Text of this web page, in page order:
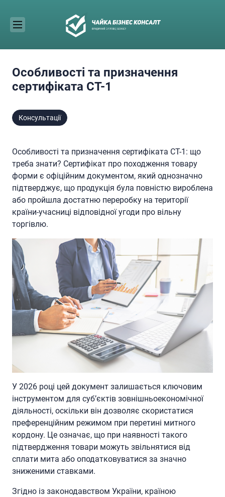
content
Особливості та призначення
сертифіката СТ-1
Консультації
Особливості та призначення сертифіката СТ-1: що
треба знати? Сертифікат про походження товару
форми є офіційним документом, який однозначно
підтверджує, що продукція була повністю вироблена
або пройшла достатню переробку на території
країни-учасниці відповідної угоди про вільну
торгівлю.
У 2026 році цей документ залишається ключовим
інструментом для суб’єктів зовнішньоекономічної
діяльності, оскільки він дозволяє скористатися
преференційним режимом при перетині митного
кордону. Це означає, що при наявності такого
підтвердження товари можуть звільнятися від
сплати мита або оподатковуватися за значно
зниженими ставками.
Згідно із законодавством України, країною